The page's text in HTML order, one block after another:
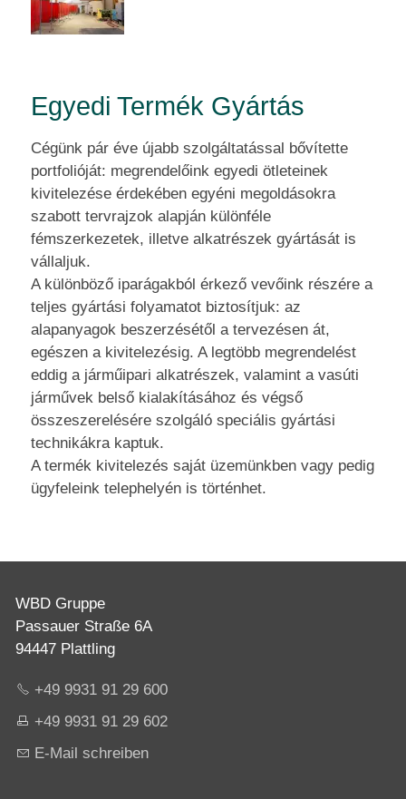
Egyedi Termék Gyártás
Cégünk pár éve újabb szolgáltatással bővítette
portfolióját: megrendelőink egyedi ötleteinek
kivitelezése érdekében egyéni megoldásokra
szabott tervrajzok alapján különféle
fémszerkezetek, illetve alkatrészek gyártását is
vállaljuk.
A különböző iparágakból érkező vevőink részére a
teljes gyártási folyamatot biztosítjuk: az
alapanyagok beszerzésétől a tervezésen át,
egészen a kivitelezésig. A legtöbb megrendelést
eddig a járműipari alkatrészek, valamint a vasúti
járművek belső kialakításához és végső
összeszerelésére szolgáló speciális gyártási
technikákra kaptuk.
A termék kivitelezés saját üzemünkben vagy pedig
ügyfeleink telephelyén is történhet.
WBD Gruppe
Passauer Straße 6A
94447 Plattling
+49 9931 91 29 600
+49 9931 91 29 602
E-Mail schreiben